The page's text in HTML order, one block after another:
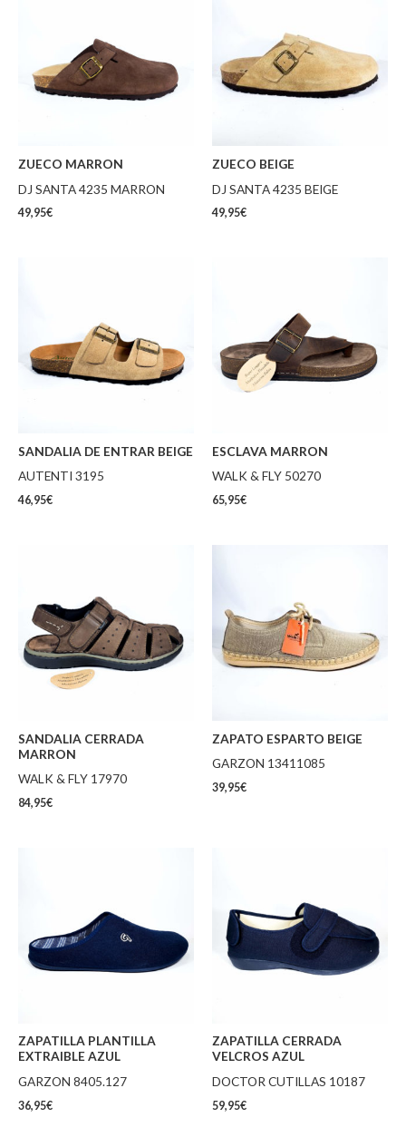
ZUECO MARRON
DJ SANTA 4235 MARRON
49,95€
ZUECO BEIGE
DJ SANTA 4235 BEIGE
49,95€
SANDALIA DE ENTRAR BEIGE
AUTENTI 3195
46,95€
ESCLAVA MARRON
WALK & FLY 50270
65,95€
SANDALIA CERRADA
MARRON
WALK & FLY 17970
84,95€
ZAPATO ESPARTO BEIGE
GARZON 13411085
39,95€
ZAPATILLA PLANTILLA
EXTRAIBLE AZUL
GARZON 8405.127
36,95€
ZAPATILLA CERRADA
VELCROS AZUL
DOCTOR CUTILLAS 10187
59,95€